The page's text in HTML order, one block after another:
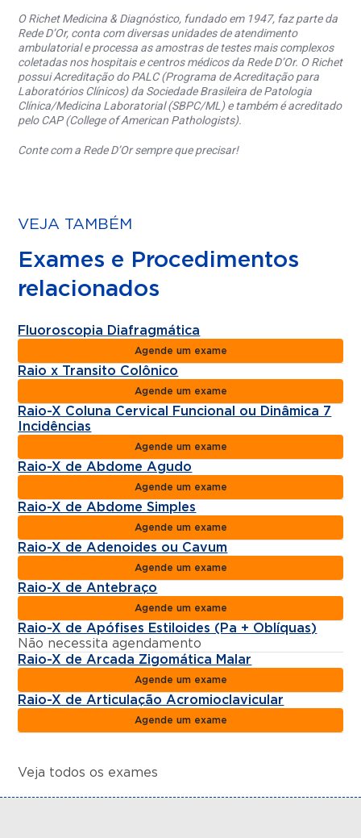
O Richet Medicina & Diagnóstico, fundado em 1947, faz parte da
Rede D’Or, conta com diversas unidades de atendimento
ambulatorial e processa as amostras de testes mais complexos
coletadas nos hospitais e centros médicos da Rede D’Or. O Richet
possui Acreditação do PALC (Programa de Acreditação para
Laboratórios Clínicos) da Sociedade Brasileira de Patologia
Clínica/Medicina Laboratorial (SBPC/ML) e também é acreditado
pelo CAP (College of American Pathologists).
Conte com a Rede D’Or sempre que precisar!
VEJA TAMBÉM
Exames e Procedimentos
relacionados
Fluoroscopia Diafragmática
Agende um exame
Raio x Transito Colônico
Agende um exame
Raio-X Coluna Cervical Funcional ou Dinâmica 7
Incidências
Agende um exame
Raio-X de Abdome Agudo
Agende um exame
Raio-X de Abdome Simples
Agende um exame
Raio-X de Adenoides ou Cavum
Agende um exame
Raio-X de Antebraço
Agende um exame
Raio-X de Apófises Estiloides (Pa + Oblíquas)
Não necessita agendamento
Raio-X de Arcada Zigomática Malar
Agende um exame
Raio-X de Articulação Acromioclavicular
Agende um exame
Veja todos os exames